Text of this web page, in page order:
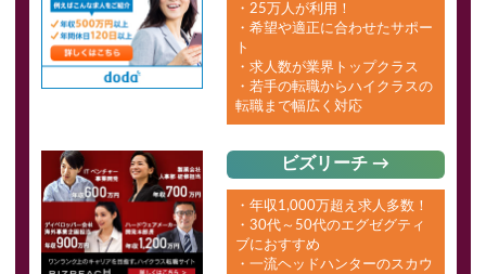
・25万人が利用！
・希望や適正に合わせたサポー
ト
・求人数が業界トップクラス
・若手の転職からハイクラスの
転職まで幅広く対応
ビズリーチ →
・年収1,000万超え求人多数！
・30代～50代のエグゼグティ
ブにおすすめ
・一流ヘッドハンターのスカウ